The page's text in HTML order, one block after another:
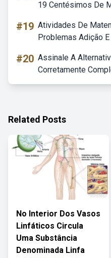
19 Centésimos De
#19 Atividades De
Problemas Adição
#20 Assinale A
Corretamente
Related Posts
No Interior Dos Vasos
Linfáticos Circula
Uma Substância
Denominada Linfa